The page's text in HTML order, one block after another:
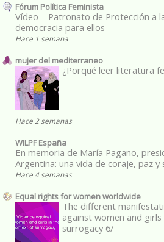
Fórum Política Feminista
Vídeo – Patronato de Protección a
democracia para ellos
Hace 1 semana
mujer del mediterraneo
¿Porqué leer literatura
Hace 2 semanas
WILPF España
En memoria de María Pagano,
Argentina: una vida de coraje, paz y
Hace 4 semanas
Equal rights for women worldwide
The different
against women and
surrogacy 6/